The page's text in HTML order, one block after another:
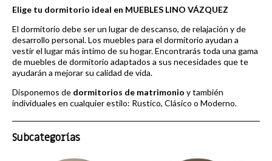
Elige tu dormitorio ideal en MUEBLES LINO VÁZQUEZ
El dormitorio debe ser un lugar de descanso, de relajación y de
desarrollo personal. Los muebles para el dormitorio ayudan a
vestir el lugar más intimo de su hogar. Encontrarás toda una gama
de muebles de dormitorio adaptados a sus necesidades que te
ayudarán a mejorar su calidad de vida.
Disponemos de dormitorios de matrimonio y también
individuales en cualquier estilo: Rustico, Clásico o Moderno.
Subcategorías